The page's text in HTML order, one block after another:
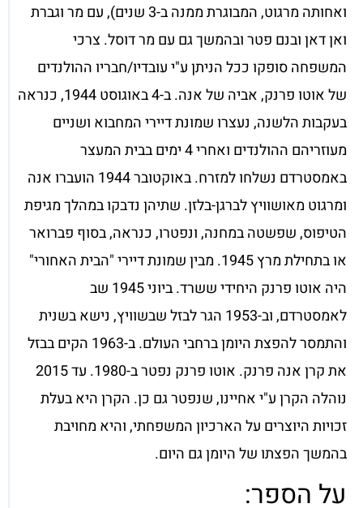
ואחותה מרגוט, המבוגרת ממנה ב-3 שנים), עם מר וגברת
ואן דאן ובנם פטר ובהמשך גם עם מר דוסל. צרכי
המשפחה סופקו ככל הניתן ע"י עובדיו/חבריו ההולנדים
של אוטו פרנק, אביה של אנה. ב-4 באוגוסט 1944, כנראה
בעקבות הלשנה, נעצרו שמונת דיירי המחבוא ושניים
מעוזריהם ההולנדים ואחרי 4 ימים בבית המעצר
באמסטרדם נשלחו למזרח. באוקטובר 1944 הועברו אנה
ומרגוט מאושוויץ לברגן-בלזן. שתיהן נדבקו במהלך מגיפת
הטיפוס, שפשטה במחנה, ונפטרו, כנראה, בסוף פברואר
או בתחילת מרץ 1945. מבין שמונת דיירי "הבית האחורי"
היה אוטו פרנק היחידי ששרד. ביוני 1945 שב
לאמסטרדם, וב-1953 הגר לבזל שבשוויץ, נישא בשנית
והתמסר להפצת היומן ברחבי העולם. ב-1963 הקים בבזל
את קרן אנה פרנק. אוטו פרנק נפטר ב-1980. עד 2015
נוהלה הקרן ע"י אחיינו, שנפטר גם כן. הקרן היא בעלת
זכויות היוצרים על הארכיון המשפחתי, והיא מחויבת
בהמשך הפצתו של היומן גם היום.
על הספר: